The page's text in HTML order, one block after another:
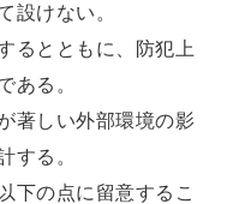
設けない。
るとともに、防犯上
ある。
著しい外部環境の影
する。
下の点に留意するこ